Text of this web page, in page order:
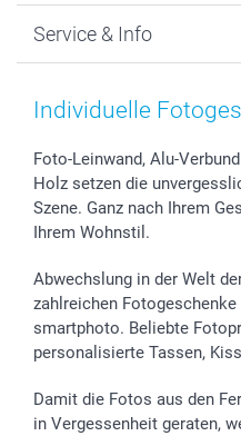
Fotoabzüge, Fotos als Buch
Zubehör & Material
Sticker & Etiketten
Geschenk-Gutscheine (PDF)
Datenschutz
AGB
Presse
Partnerprogramme
Investor Relations
Widerrufsrecht
Neujahr
Muttertag
Kommunion & Konfirmation
Hochzeit
Geburtstag
Zu allen Anlässen
Service & Info
Preise und Versandkosten
48h Lieferung
Zahlungsmöglichkeiten
Anmelden /Registrieren
Status der Bestellung
smartfriends
smartgarantie
smartbonus
Individuelle
Foto-Leinwand, Alu-
Holz setzen die
Szene. Ganz nach Ihrem
Ihrem Wohnstil.
Abwechslung in der Welt
zahlreichen
smartphoto. Beliebte
personalisierte Tassen,
Damit die Fotos aus den
in Vergessenheit geraten,